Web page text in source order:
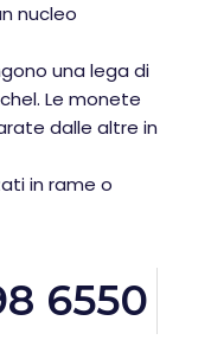
nucleo
una lega di
Le monete
dalle altre in
in rame o
6550